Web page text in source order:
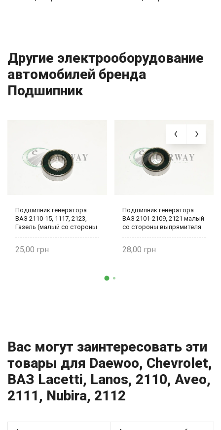
Другие электрооборудование
автомобилей бренда
Подшипник
Подшипник генератора
ВАЗ 2110-15, 1117, 2123,
Газель (малый со стороны
25,00
Подшипник генератора
ВАЗ 2101-2109, 2121 малый
со стороны выпрямителя
28,00
Вас могут заинтересовать эти
товары для Daewoo, Chevrolet,
ВАЗ Lacetti, Lanos, 2110, Aveo,
2111, Nubira, 2112